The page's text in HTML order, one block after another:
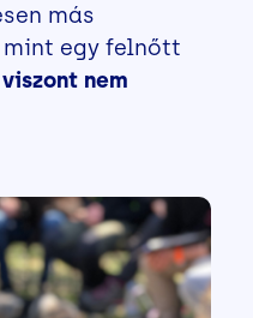
más
egy felnőtt
nem